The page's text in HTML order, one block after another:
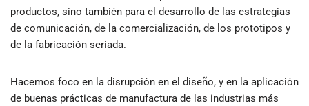
productos, sino también para el desarrollo de las estrategias
de comunicación, de la comercialización, de los prototipos y
de la fabricación seriada.
Hacemos foco en la disrupción en el diseño, y en la aplicación
de buenas prácticas de manufactura de las industrias más